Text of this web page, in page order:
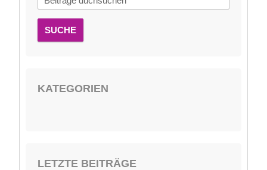
SUCHE
KATEGORIEN
LETZTE BEITRÄGE